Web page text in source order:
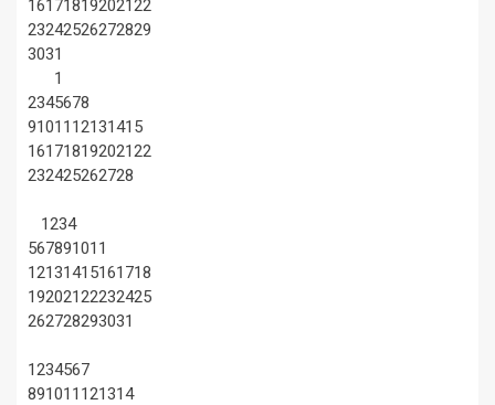
16171819202122
23242526272829
3031
1
2345678
91011 12131415
16171819202122
232425262728
1234
567891011
12131415161718
19202122232425
262728293031
1234567
891011 121314